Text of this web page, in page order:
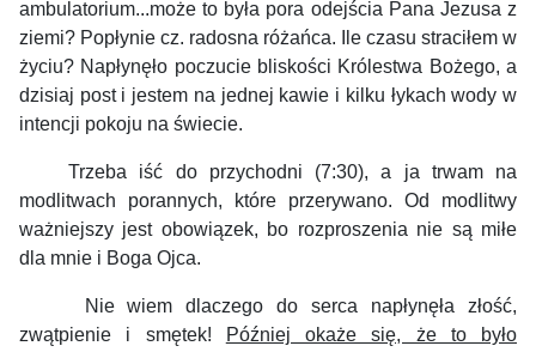
ambulatorium...może to była pora odejścia Pana Jezusa z
ziemi? Popłynie cz. radosna różańca. Ile czasu straciłem w
życiu? Napłynęło poczucie bliskości Królestwa Bożego, a
dzisiaj post i jestem na jednej kawie i kilku łykach wody w
intencji pokoju na świecie.
Trzeba iść do przychodni (7:30), a ja trwam na
modlitwach porannych, które przerywano. Od modlitwy
ważniejszy jest obowiązek, bo rozproszenia nie są miłe
dla mnie i Boga Ojca.
Nie wiem dlaczego do serca napłynęła złość,
zwątpienie i smętek!
Później okaże się, że to było